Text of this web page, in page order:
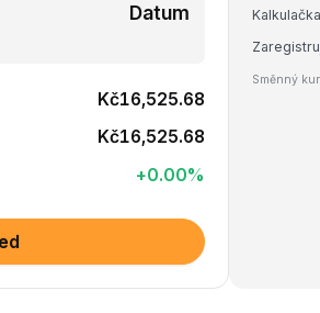
Datum
Kč16,525.68
Kč16,525.68
+0.00%
Směnný